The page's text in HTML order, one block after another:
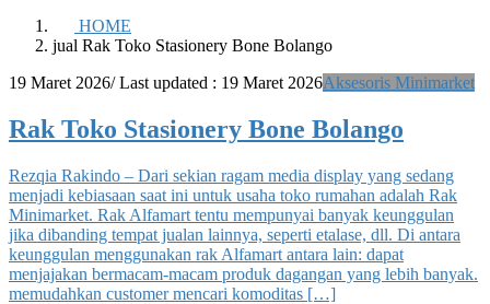
HOME
jual Rak Toko Stasionery Bone Bolango
19 Maret 2026/ Last updated : 19 Maret 2026Aksesoris Minimarket
Rak Toko Stasionery Bone Bolango
Rezqia Rakindo – Dari sekian ragam media display yang sedang
menjadi kebiasaan saat ini untuk usaha toko rumahan adalah Rak
Minimarket. Rak Alfamart tentu mempunyai banyak keunggulan
jika dibanding tempat jualan lainnya, seperti etalase, dll. Di antara
keunggulan menggunakan rak Alfamart antara lain: dapat
menjajakan bermacam-macam produk dagangan yang lebih banyak.
memudahkan customer mencari komoditas […]